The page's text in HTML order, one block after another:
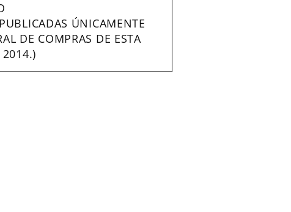
ÚNICAMENTE
DE COMPRAS DE ESTA
2014.)